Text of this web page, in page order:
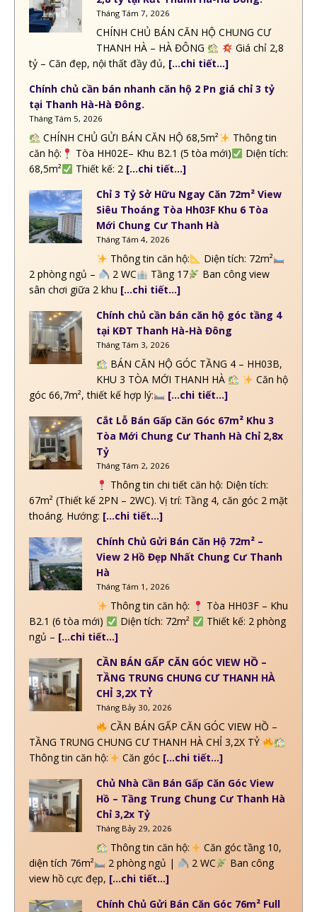
Tháng Tám 7, 2026
CHÍNH CHỦ BÁN CĂN HỘ CHUNG CƯ
THANH HÀ – HÀ ĐÔNG
Giá chỉ 2,8
tỷ – Căn đẹp, nội thất đầy đủ, […chi tiết…]
Chính chủ cần bán nhanh căn hộ 2 Pn giá chỉ 3 tỷ
tại Thanh Hà-Hà Đông.
Tháng Tám 5, 2026
CHÍNH CHỦ GỬI BÁN CĂN HỘ 68,5m²
Thông tin
căn hộ:
Tòa HH02E– Khu B2.1 (5 tòa mới)
Diện tích:
68,5m²
Thiết kế: 2 […chi tiết…]
Chỉ 3 Tỷ Sở Hữu Ngay Căn 72m² View
Siêu Thoáng Tòa Hh03F Khu 6 Tòa
Mới Chung Cư Thanh Hà
Tháng Tám 4, 2026
Thông tin căn hộ:
Diện tích: 72m²
2 phòng ngủ –
2 WC Tầng 17
Ban công view
sân chơi giữa 2 khu […chi tiết…]
Chính chủ cần bán căn hộ góc tầng 4
tại KĐT Thanh Hà-Hà Đông
Tháng Tám 3, 2026
BÁN CĂN HỘ GÓC TẦNG 4 – HH03B,
KHU 3 TÒA MỚI THANH HÀ
Căn hộ
góc 66,7m², thiết kế hợp lý:
[…chi tiết…]
Cắt Lỗ Bán Gấp Căn Góc 67m² Khu 3
Tòa Mới Chung Cư Thanh Hà Chỉ 2,8x
Tỷ
Tháng Tám 2, 2026
Thông tin chi tiết căn hộ: Diện tích:
67m² (Thiết kế 2PN – 2WC). Vị trí: Tầng 4, căn góc 2 mặt
thoáng. Hướng: […chi tiết…]
Chính Chủ Gửi Bán Căn Hộ 72m² –
View 2 Hồ Đẹp Nhất Chung Cư Thanh
Hà
Tháng Tám 1, 2026
Thông tin căn hộ:
Tòa HH03F – Khu
B2.1 (6 tòa mới)
Diện tích: 72m²
Thiết kế: 2 phòng
ngủ – […chi tiết…]
CẦN BÁN GẤP CĂN GÓC VIEW HỒ –
TẦNG TRUNG CHUNG CƯ THANH HÀ
CHỈ 3,2X TỶ
Tháng Bảy 30, 2026
CẦN BÁN GẤP CĂN GÓC VIEW HỒ –
TẦNG TRUNG CHUNG CƯ THANH HÀ CHỈ 3,2X TỶ
Thông tin căn hộ:
Căn góc […chi tiết…]
Chủ Nhà Cần Bán Gấp Căn Góc View
Hồ – Tầng Trung Chung Cư Thanh Hà
Chỉ 3,2x Tỷ
Tháng Bảy 29, 2026
Thông tin căn hộ:
Căn góc tầng 10,
diện tích 76m²
2 phòng ngủ | 2 WC
Ban công
view hồ cực đẹp, […chi tiết…]
Chính Chủ Gửi Bán Căn Góc 76m² Full